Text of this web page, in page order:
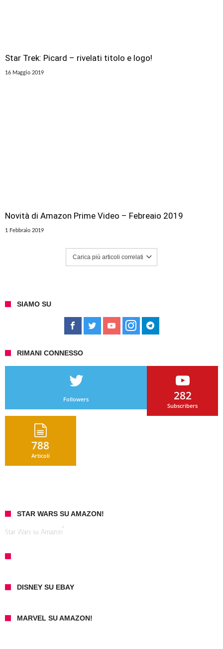
Star Trek: Picard – rivelati titolo e logo!
16 Maggio 2019
Novità di Amazon Prime Video – Febreaio 2019
1 Febbraio 2019
Carica più articoli correlati
SIAMO SU
RIMANI CONNESSO
Followers 282
Subscribers
788
Articoli
STAR WARS SU AMAZON!
Star Wars su Amazon
DISNEY SU EBAY
MARVEL SU AMAZON!